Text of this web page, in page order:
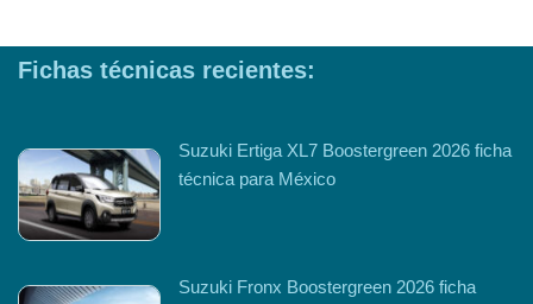
Fichas técnicas recientes:
Suzuki Ertiga XL7 Boostergreen 2026 ficha
técnica para México
Suzuki Fronx Boostergreen 2026 ficha